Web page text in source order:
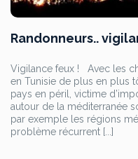
Randonneurs..
Vigilance feux ! Avec les
en Tunisie de plus en plus
pays en péril, victime
autour de la méditerranée
par exemple les régions
problème récurrent [...]